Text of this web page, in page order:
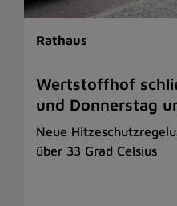
Rathaus
Wertstoffhof
und Donnerstag
Neue
über 33 Grad Celsius